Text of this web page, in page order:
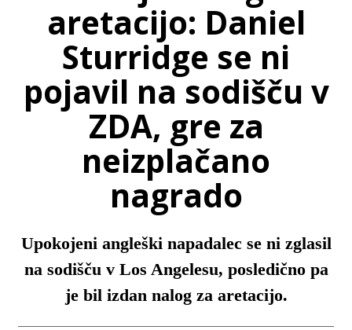
aretacijo: Daniel
Sturridge se ni
pojavil na sodišču v
ZDA, gre za
neizplačano
nagrado
Upokojeni angleški napadalec se ni zglasil
na sodišču v Los Angelesu, posledično pa
je bil izdan nalog za aretacijo.